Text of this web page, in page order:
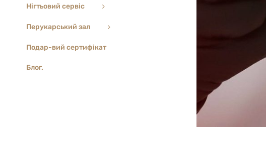
Нігтьовий сервіс
Перукарський зал
Подар-вий сертифікат
Блог.